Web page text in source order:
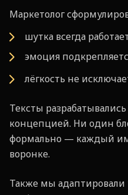
Маркетолог
шутка всегда
эмоция
лёгкость не
Тексты
концепцией. Ни один
формально — каждый
воронке.
Также мы